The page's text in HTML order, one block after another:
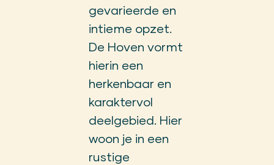
gevarieerde en
intieme opzet.
De Hoven vormt
hierin een
herkenbaar en
karaktervol
deelgebied. Hier
woon je in een
rustige